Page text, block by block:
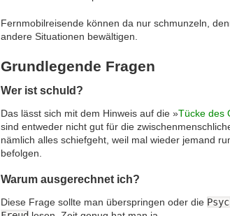
Fernmobilreisende können da nur schmunzeln,
andere Situationen bewältigen.
Grundlegende Fragen
Wer ist schuld?
Das lässt sich mit dem Hinweis auf die »Tücke des
sind entweder nicht gut für die
nämlich alles schiefgeht, weil mal wieder jemand
befolgen.
Warum ausgerechnet ich?
Diese Frage sollte man überspringen oder die